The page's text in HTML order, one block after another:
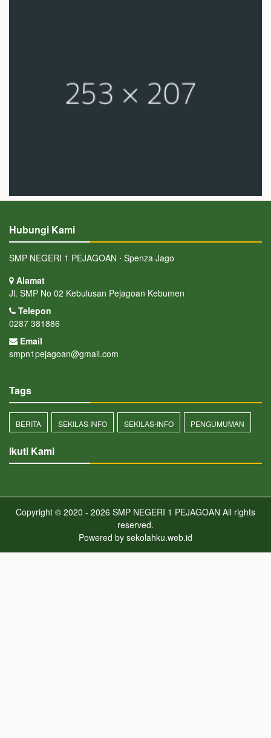
Hubungi Kami
SMP NEGERI 1 PEJAGOAN ⋅ Spenza Jago
Alamat
Jl. SMP No 02 Kebulusan Pejagoan Kebumen
Telepon
0287 381886
Email
smpn1pejagoan@gmail.com
Tags
BERITA SEKILAS INFO SEKILAS-INFO PENGUMUMAN
Ikuti Kami
Copyright © 2020 - 2026 SMP NEGERI 1 PEJAGOAN All rights
reserved.
Powered by sekolahku.web.id